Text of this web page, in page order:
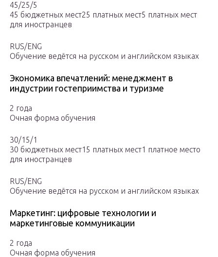
45/25/5
45 бюджетных мест25 платных мест5 платных мест
для иностранцев
RUS/ENG
Обучение ведётся на русском и английском языках
Экономика впечатлений: менеджмент в
индустрии гостеприимства и туризме
2 года
Очная форма обучения
30/15/1
30 бюджетных мест15 платных мест1 платное место
для иностранцев
RUS/ENG
Обучение ведётся на русском и английском языках
Маркетинг: цифровые технологии и
маркетинговые коммуникации
2 года
Очная форма обучения